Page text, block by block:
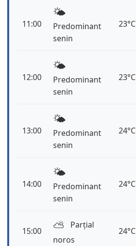
11:00
🌤️
Predominant
senin
23°C
12:00
🌤️
Predominant
senin
23°C
13:00
🌤️
Predominant
senin
24°C
14:00
🌤️
Predominant
senin
24°C
15:00 ⛅️
Parțial
noros
24°C